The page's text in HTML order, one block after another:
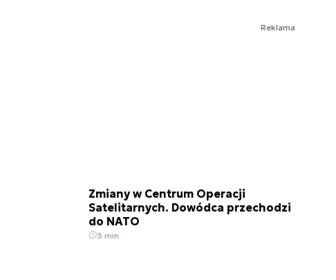
Reklama
Zmiany w Centrum Operacji
Satelitarnych. Dowódca przechodzi
do NATO
3 min.